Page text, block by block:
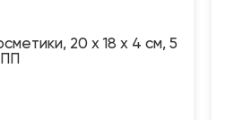
20 x 18 x 4 см, 5